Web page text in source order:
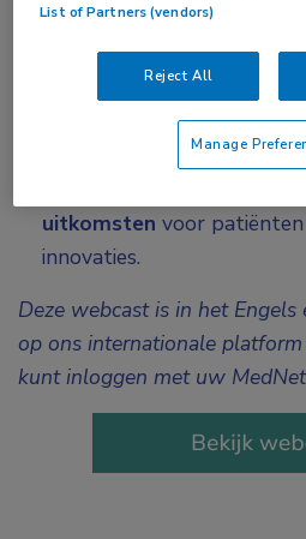
Nieuwe biomarkers
diagnose mogelijk maken.
Innovatieve gerichte
gepersonaliseerde aanpak
uitkomsten voor patiënten
innovaties.
Deze webcast is in het
op ons internationale
kunt inloggen met uw
List of Partners (vendors)
Reject All
Manage